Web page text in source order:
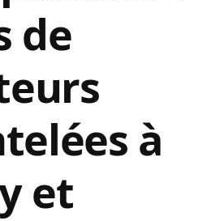
de
à
et